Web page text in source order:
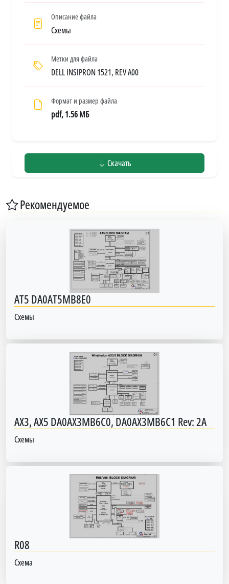
Описание файла
Схемы
Метки для файла
DELL INSIPRON 1521, REV A00
Формат и размер файла
pdf, 1.56 МБ
Скачать
Рекомендуемое
AT5 DA0AT5MB8E0
Схемы
AX3, AX5 DA0AX3MB6C0, DA0AX3MB6C1 Rev: 2A
Схемы
R08
Схема